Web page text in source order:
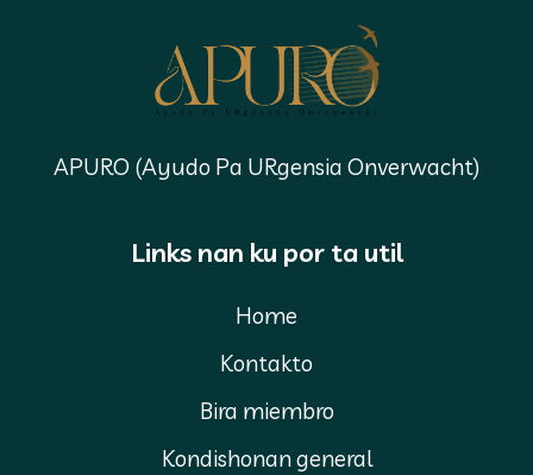
APURO (Ayudo Pa URgensia Onverwacht)
Links nan ku por ta util
Home
Kontakto
Bira miembro
Kondishonan general